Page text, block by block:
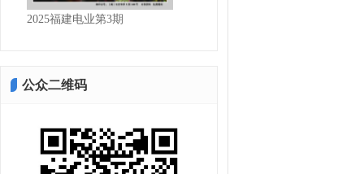
2025福建电业第1期
公众二维码